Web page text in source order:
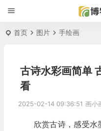
首页 图片 手绘画
古诗水彩画简单
看
2025-02-14 09:36:51 画小
欣赏古诗，感受水